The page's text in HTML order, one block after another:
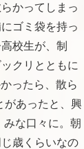
かってしまっ
ゴミ袋を持っ
校生が、制
クリとともに
ったら、散ら
があったと、興
みな口々に。朝
歳くらいなの